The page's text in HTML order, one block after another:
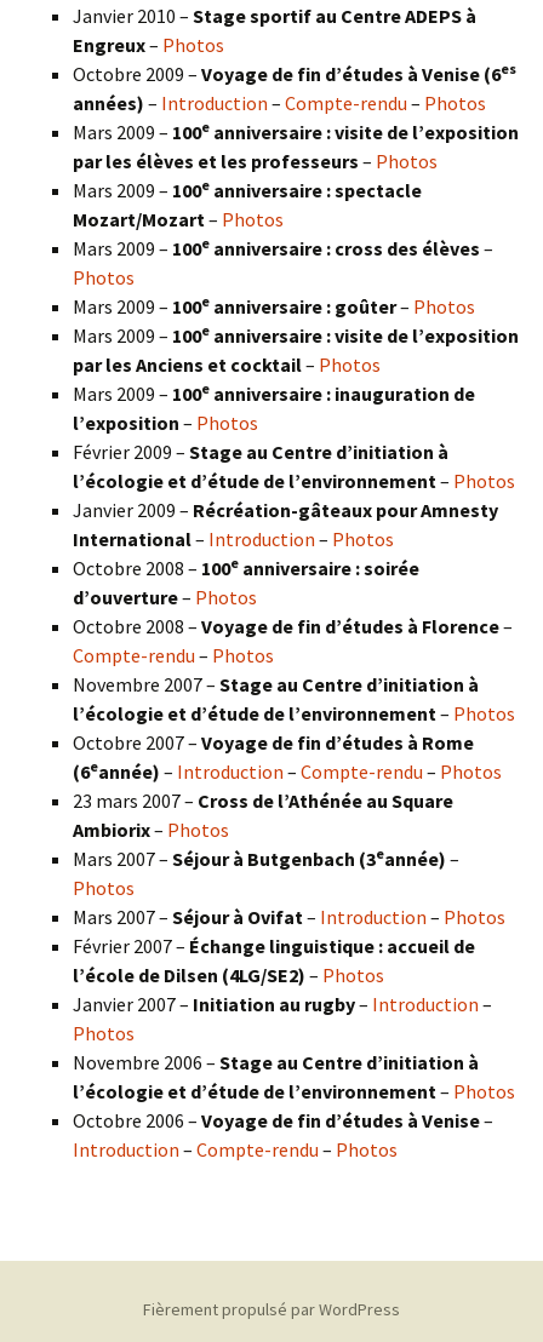
Janvier 2010 – Stage sportif au Centre ADEPS à
Engreux– Photos
Octobre 2009 – Voyage de fin d’études à Venise (6es
années) – Introduction – Compte-rendu – Photos
Mars 2009 – 100e anniversaire : visite de l’exposition
par les élèves et les professeurs – Photos
Mars 2009 – 100e anniversaire : spectacle
Mozart/Mozart – Photos
Mars 2009 – 100e anniversaire : cross des élèves –
Photos
Mars 2009 – 100e anniversaire : goûter– Photos
Mars 2009 – 100e anniversaire : visite de l’exposition
par les Anciens et cocktail– Photos
Mars 2009 – 100e anniversaire : inauguration de
l’exposition – Photos
Février 2009 – Stage au Centre d’initiation à
l’écologie et d’étude de l’environnement – Photos
Janvier 2009 – Récréation-gâteaux pour Amnesty
International– Introduction – Photos
Octobre 2008 – 100e anniversaire : soirée
d’ouverture– Photos
Octobre 2008 – Voyage de fin d’études à Florence–
Compte-rendu – Photos
Novembre 2007 – Stage au Centre d’initiation à
l’écologie et d’étude de l’environnement – Photos
Octobre 2007 – Voyage de fin d’études à Rome
(6eannée) – Introduction – Compte-rendu – Photos
23 mars 2007 – Cross de l’Athénée au Square
Ambiorix– Photos
Mars 2007 – Séjour à Butgenbach (3eannée) –
Photos
Mars 2007 – Séjour à Ovifat – Introduction – Photos
Février 2007 – Échange linguistique : accueil de
l’école de Dilsen (4LG/SE2) – Photos
Janvier 2007 – Initiation au rugby– Introduction –
Photos
Novembre 2006 – Stage au Centre d’initiation à
l’écologie et d’étude de l’environnement – Photos
Octobre 2006 – Voyage de fin d’études à Venise–
Introduction – Compte-rendu – Photos
Fièrement propulsé par WordPress